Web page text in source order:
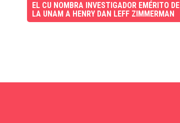
EL CU NOMBRA INVESTIGADOR EMÉRITO DE
LA UNAM A HENRY DAN LEFF ZIMMERMAN